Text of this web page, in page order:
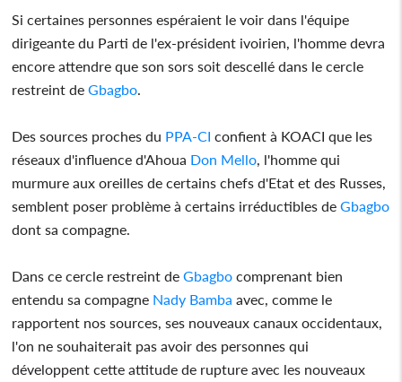
Si certaines personnes espéraient le voir dans l'équipe
dirigeante du Parti de l'ex-président ivoirien, l'homme devra
encore attendre que son sors soit descellé dans le cercle
restreint deGbagbo.
Des sources proches du PPA-CI confient à KOACI que les
réseaux d'influence d'Ahoua Don Mello, l'homme qui
murmure aux oreilles de certains chefs d'Etat et des Russes,
semblent poser problème à certains irréductibles deGbagbo
dont sa compagne.
Dans ce cercle restreint deGbagbo comprenant bien
entendu sa compagne Nady Bamba avec, comme le
rapportent nos sources, ses nouveaux canaux occidentaux,
l'on ne souhaiterait pas avoir des personnes qui
développent cette attitude de rupture avec les nouveaux